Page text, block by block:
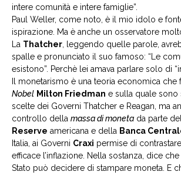
intere comunità e intere famiglie”.
Paul Weller, come noto, è il mio idolo e
ispirazione. Ma è anche un osservatore
La Thatcher , leggendo quelle parole,
spalle e pronunciato il suo famoso: “Le
esistono”. Perchè lei amava parlare solo di
Il monetarismo è una teoria economica che
Nobel Milton Friedman e sulla quale sono
scelte dei Governi Thatcher e Reagan, ma
controllo della massa di moneta da parte
Reserve americana e della Banca
Italia, ai Governi Craxi permise di
efficace l’inflazione. Nella sostanza, dice
Stato può decidere di stampare moneta. E